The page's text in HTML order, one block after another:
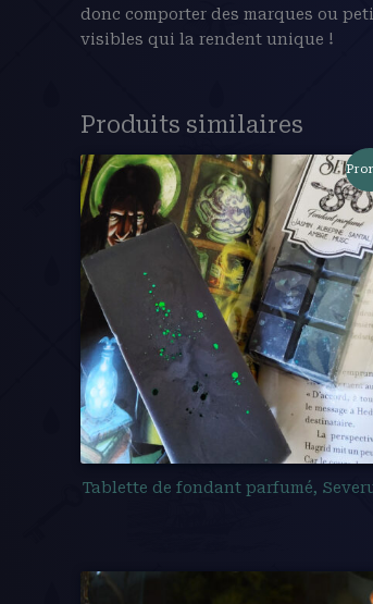
donc comporter des marques ou
visibles qui la rendent unique !
Produits similaires
Tablette de fondant parfumé,